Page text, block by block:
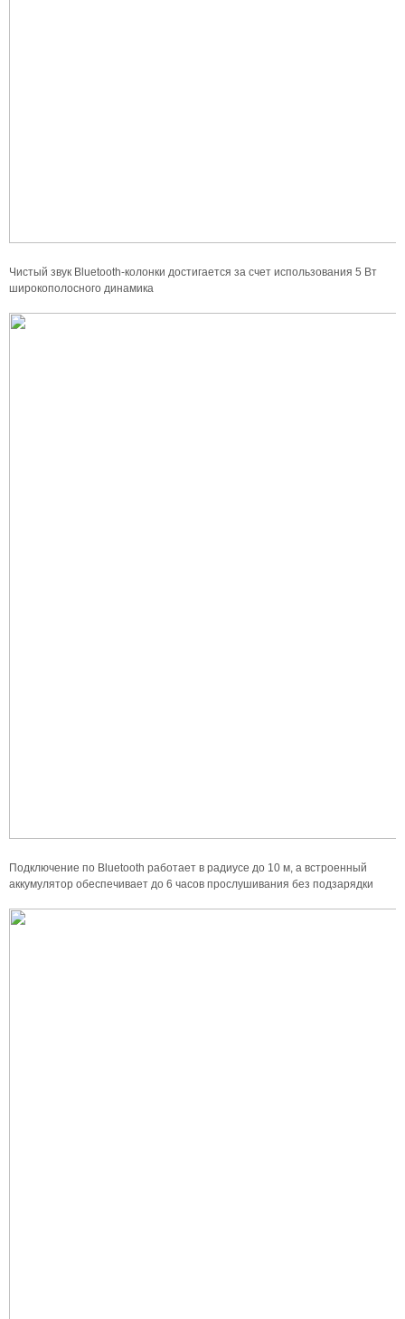
Чистый звук Bluetooth-колонки достигается за счет использования 5 Вт
широкополосного динамика
Подключение по Bluetooth работает в радиусе до 10 м, а встроенный
аккумулятор обеспечивает до 6 часов прослушивания без подзарядки